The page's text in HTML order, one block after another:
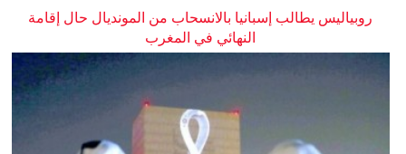
روبياليس يطالب إسبانيا بالانسحاب من المونديال حال إقامة
النهائي في المغرب